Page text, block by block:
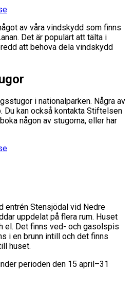
av våra vindskydd som finns
Det är populärt att tälta i
att behöva dela vindskydd
i nationalparken. Några av
Du kan också kontakta Stiftelsen
någon av stugorna, eller har
entrén Stensjödal vid Nedre
uppdelat på flera rum. Huset
el. Det finns ved- och gasolspis
i en brunn intill och det finns
huset.
perioden den 15 april–31